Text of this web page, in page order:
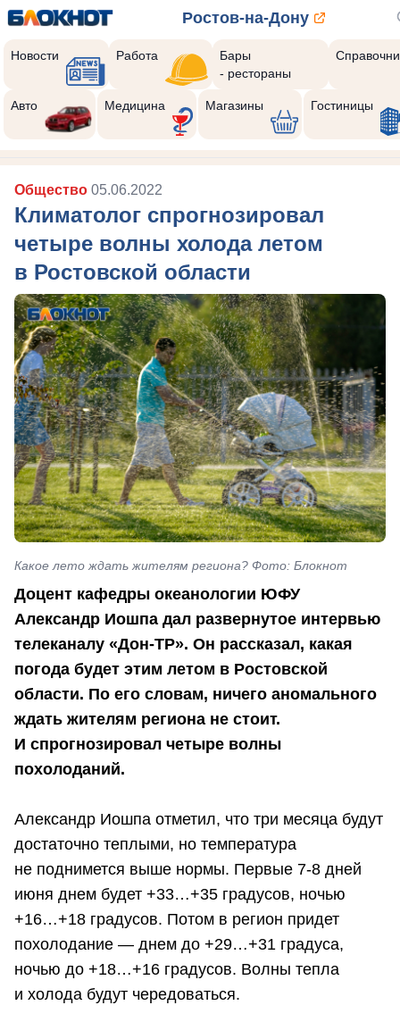
Ростов-на-Дону
Новости Работа
Бары
- рестораны
Авто Медицина Магазины Гостиницы
Общество 05.06.2022
Климатолог спрогнозировал
четыре волны холода летом
в Ростовской области
Какое лето ждать жителям региона? Фото: Блокнот
Доцент кафедры океанологии ЮФУ
Александр Иошпа дал развернутое интервью
телеканалу «Дон-ТР». Он рассказал, какая
погода будет этим летом в Ростовской
области. По его словам, ничего аномального
ждать жителям региона не стоит.
И спрогнозировал четыре волны
похолоданий.
Александр Иошпа отметил, что три месяца будут
достаточно теплыми, но температура
не поднимется выше нормы. Первые 7-8 дней
июня днем будет +33…+35 градусов, ночью
+16…+18 градусов. Потом в регион придет
похолодание — днем до +29…+31 градуса,
ночью до +18…+16 градусов. Волны тепла
и холода будут чередоваться.